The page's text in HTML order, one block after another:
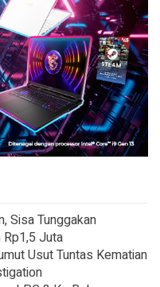
Sisa Tunggakan
Juta
Usut Tuntas Kematian